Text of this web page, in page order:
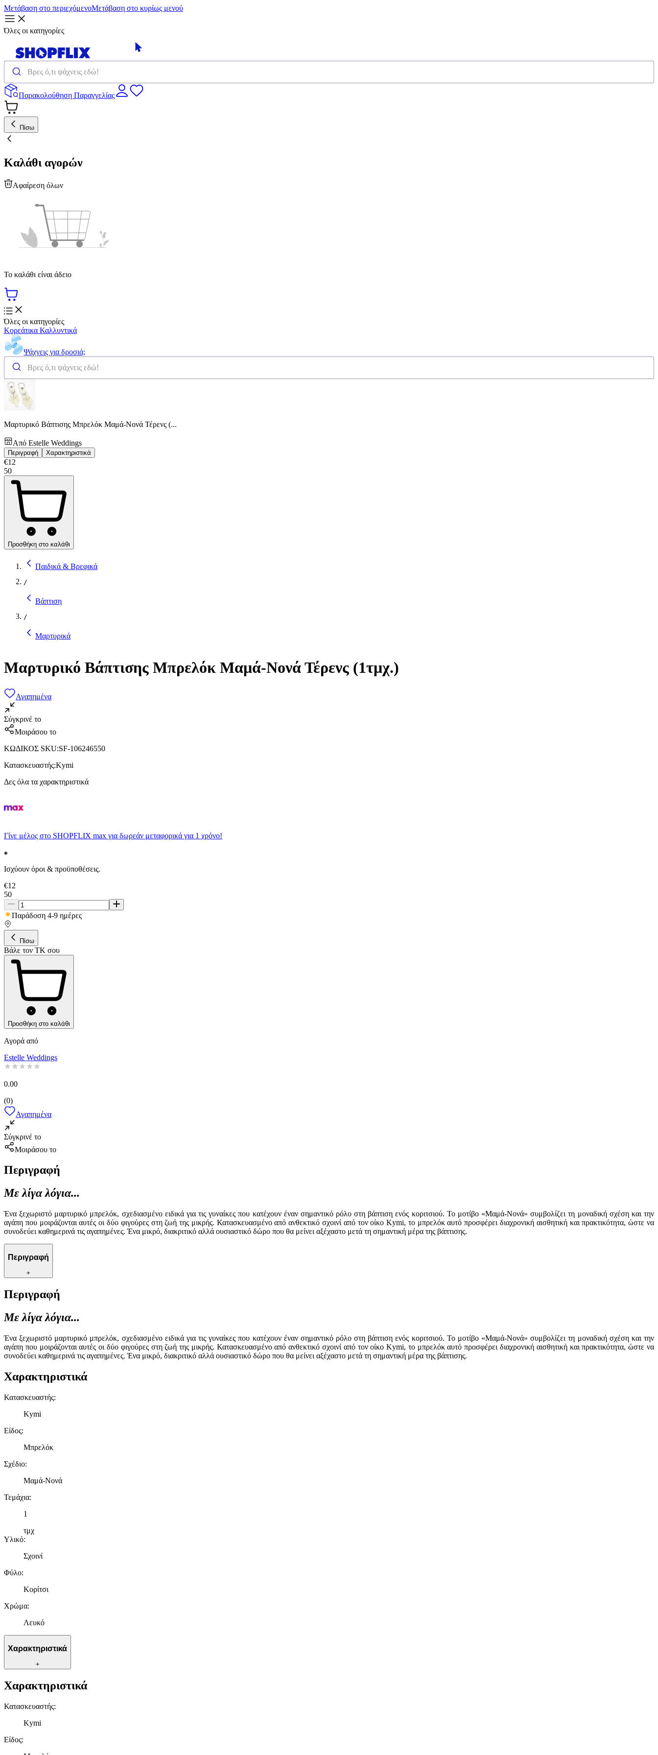
Μετάβαση στο περιεχόμενοΜετάβαση στο κυρίως μενού
Όλες οι κατηγορίες
Παρακολούθηση Παραγγελίας
Πίσω
Καλάθι αγορών
Αφαίρεση όλων
Το καλάθι είναι άδειο
Όλες οι κατηγορίες
Κορεάτικα Καλλυντικά
Ψάχνεις για δροσιά;
Μαρτυρικό Βάπτισης Μπρελόκ Μαμά-Νονά Τέρενς (...
Από Estelle Weddings
Περιγραφή Χαρακτηριστικά
€12
50
Προσθήκη στο καλάθι
Παιδικά & Βρεφικά
/
Βάπτιση
/
Μαρτυρικά
Μαρτυρικό Βάπτισης Μπρελόκ Μαμά-Νονά Τέρενς (1τμχ.)
Αγαπημένα
Σύγκρινέ το
Μοιράσου το
ΚΩΔΙΚΟΣ SKU:SF-106246550
Κατασκευαστής:Kymi
Δες όλα τα χαρακτηριστικά
Γίνε μέλος στο SHOPFLIX max για δωρεάν μεταφορικά για 1 χρόνο!
Ισχύουν όροι & προϋποθέσεις.
€12
50
Παράδοση 4-9 ημέρες
Πίσω
Βάλε τον ΤΚ σου
Προσθήκη στο καλάθι
Αγορά από
Estelle Weddings
0.00
(0)
Αγαπημένα
Σύγκρινέ το
Μοιράσου το
Περιγραφή
Με λίγα λόγια...
Ένα ξεχωριστό μαρτυρικό μπρελόκ, σχεδιασμένο ειδικά για τις γυναίκες που κατέχουν έναν σημαντικό ρόλο στη βάπτιση ενός κοριτσιού. Το μοτίβο «Μαμά-Νονά» συμβολίζει τη μοναδική σχέση και την
αγάπη που μοιράζονται αυτές οι δύο φιγούρες στη ζωή της μικρής. Κατασκευασμένο από ανθεκτικό σχοινί από τον οίκο Kymi, το μπρελόκ αυτό προσφέρει διαχρονική αισθητική και πρακτικότητα, ώστε να
συνοδεύει καθημερινά τις αγαπημένες. Ένα μικρό, διακριτικό αλλά ουσιαστικό δώρο που θα μείνει αξέχαστο μετά τη σημαντική μέρα της βάπτισης.
Περιγραφή
+
Περιγραφή
Με λίγα λόγια...
Ένα ξεχωριστό μαρτυρικό μπρελόκ, σχεδιασμένο ειδικά για τις γυναίκες που κατέχουν έναν σημαντικό ρόλο στη βάπτιση ενός κοριτσιού. Το μοτίβο «Μαμά-Νονά» συμβολίζει τη μοναδική σχέση και την
αγάπη που μοιράζονται αυτές οι δύο φιγούρες στη ζωή της μικρής. Κατασκευασμένο από ανθεκτικό σχοινί από τον οίκο Kymi, το μπρελόκ αυτό προσφέρει διαχρονική αισθητική και πρακτικότητα, ώστε να
συνοδεύει καθημερινά τις αγαπημένες. Ένα μικρό, διακριτικό αλλά ουσιαστικό δώρο που θα μείνει αξέχαστο μετά τη σημαντική μέρα της βάπτισης.
Χαρακτηριστικά
Κατασκευαστής:
Kymi
Είδος:
Μπρελόκ
Σχέδιο:
Μαμά-Νονά
Τεμάχια:
1
τμχ
Υλικό:
Σχοινί
Φύλο:
Κορίτσι
Χρώμα:
Λευκό
Χαρακτηριστικά
+
Χαρακτηριστικά
Κατασκευαστής:
Kymi
Είδος: